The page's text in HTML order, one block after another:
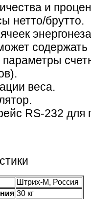
и
нетто/брутто.
веса.
RS-232 для
Штрих-М, Россия
30 кг